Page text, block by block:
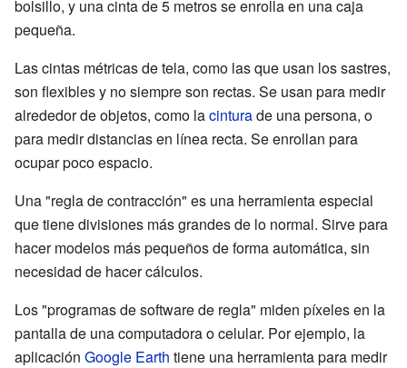
bolsillo, y una cinta de 5 metros se enrolla en una caja
pequeña.
Las cintas métricas de tela, como las que usan los sastres,
son flexibles y no siempre son rectas. Se usan para medir
alrededor de objetos, como lacinturade una persona, o
para medir distancias en línea recta. Se enrollan para
ocupar poco espacio.
Una "regla de contracción" es una herramienta especial
que tiene divisiones más grandes de lo normal. Sirve para
hacer modelos más pequeños de forma automática, sin
necesidad de hacer cálculos.
Los "programas de software de regla" miden píxeles en la
pantalla de una computadora o celular. Por ejemplo, la
aplicación Google Earth tiene una herramienta para medir